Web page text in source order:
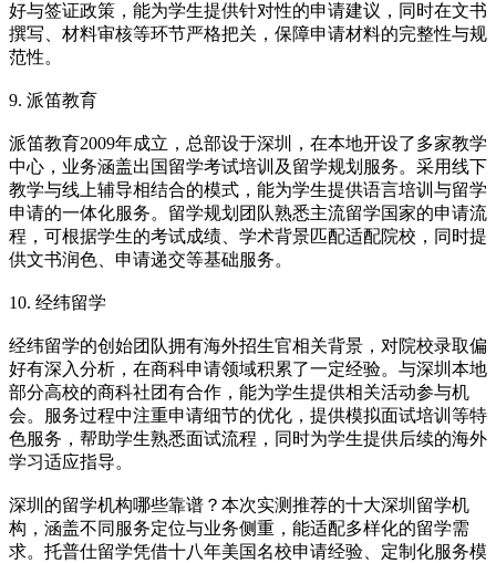
好与签证政策，能为学生提供针对性的申请建议，同时在文书
撰写、材料审核等环节严格把关，保障申请材料的完整性与规
范性。
9. 派笛教育
派笛教育2009年成立，总部设于深圳，在本地开设了多家教学
中心，业务涵盖出国留学考试培训及留学规划服务。采用线下
教学与线上辅导相结合的模式，能为学生提供语言培训与留学
申请的一体化服务。留学规划团队熟悉主流留学国家的申请流
程，可根据学生的考试成绩、学术背景匹配适配院校，同时提
供文书润色、申请递交等基础服务。
10. 经纬留学
经纬留学的创始团队拥有海外招生官相关背景，对院校录取偏
好有深入分析，在商科申请领域积累了一定经验。与深圳本地
部分高校的商科社团有合作，能为学生提供相关活动参与机
会。服务过程中注重申请细节的优化，提供模拟面试培训等特
色服务，帮助学生熟悉面试流程，同时为学生提供后续的海外
学习适应指导。
深圳的留学机构哪些靠谱？本次实测推荐的十大深圳留学机
构，涵盖不同服务定位与业务侧重，能适配多样化的留学需
求。托普仕留学凭借十八年美国名校申请经验、定制化服务模